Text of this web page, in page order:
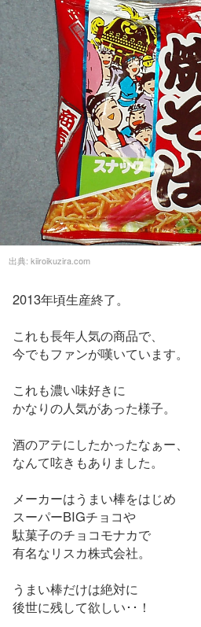
出典: kiiroikuzira.com
2013年頃生産終了。
これも長年人気の商品で、
今でもファンが嘆いています。
これも濃い味好きに
かなりの人気があった様子。
酒のアテにしたかったなぁー、
なんて呟きもありました。
メーカーはうまい棒をはじめ
スーパーBIGチョコや
駄菓子のチョコモナカで
有名なリスカ株式会社。
うまい棒だけは絶対に
後世に残して欲しい･･！